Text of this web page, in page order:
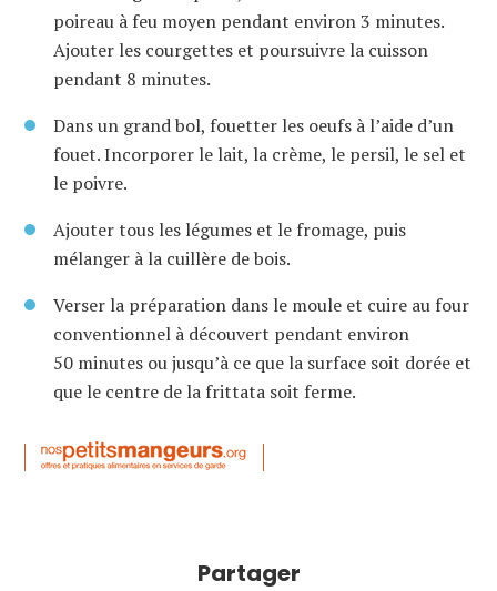
poireau à feu moyen pendant environ 3 minutes.
Ajouter les courgettes et poursuivre la cuisson
pendant 8 minutes.
Dans un grand bol, fouetter les oeufs à l’aide d’un
fouet. Incorporer le lait, la crème, le persil, le sel et
le poivre.
Ajouter tous les légumes et le fromage, puis
mélanger à la cuillère de bois.
Verser la préparation dans le moule et cuire au four
conventionnel à découvert pendant environ
50 minutes ou jusqu’à ce que la surface soit dorée et
que le centre de la frittata soit ferme.
Partager